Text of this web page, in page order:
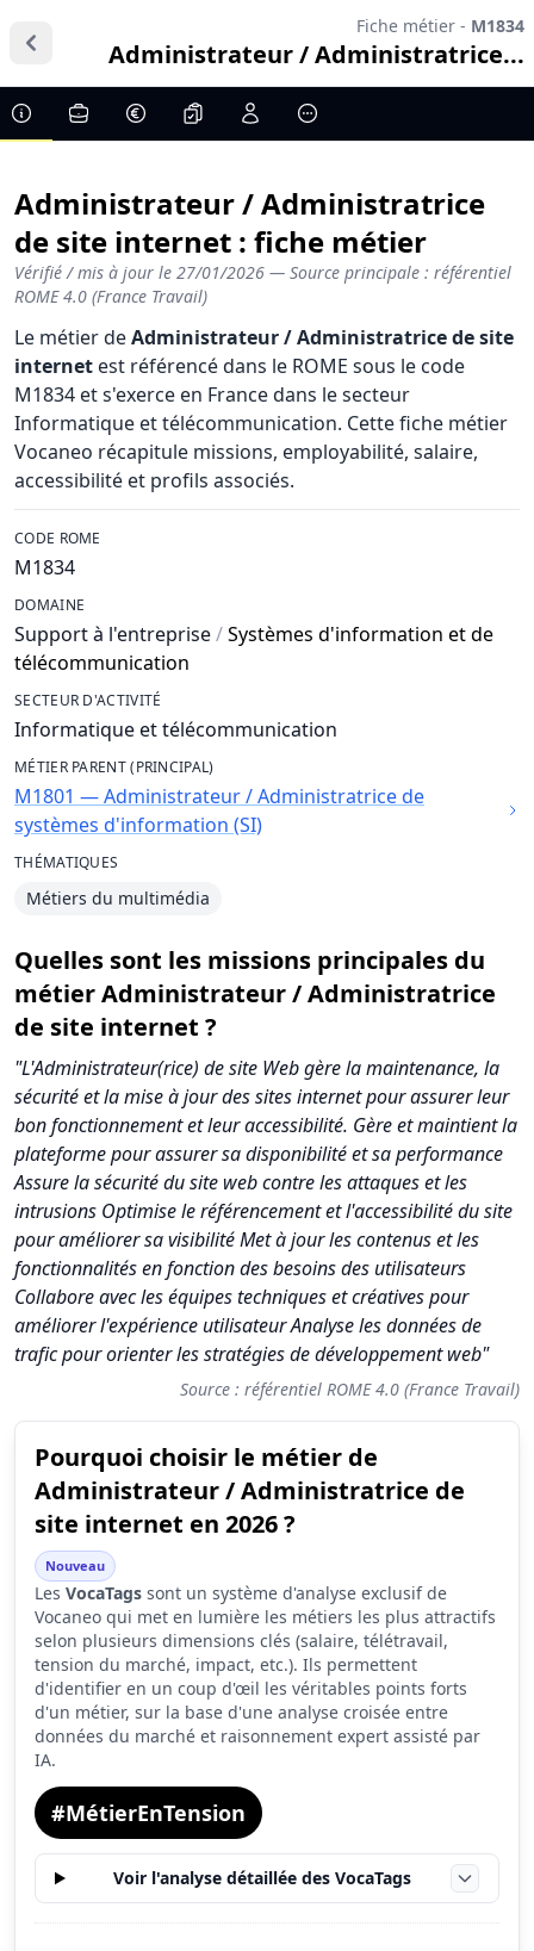
Fiche métier - M1834
Administrateur / Administratrice...
Administrateur / Administratrice
de site internet : fiche métier
Vérifié / mis à jour le 27/01/2026 — Source principale : référentiel
ROME 4.0 (France Travail)
Le métier deAdministrateur / Administratrice de site
internet est référencé dans le ROME sous le code
M1834 et s'exerce en France dans le secteur
Informatique et télécommunication. Cette fiche métier
Vocaneo récapitule missions, employabilité, salaire,
accessibilité et profils associés.
CODE ROME
M1834
DOMAINE
Support à l'entreprise/Systèmes d'information et de
télécommunication
SECTEUR D'ACTIVITÉ
Informatique et télécommunication
MÉTIER PARENT (PRINCIPAL)
M1801 — Administrateur / Administratrice de
systèmes d'information (SI)
THÉMATIQUES
Métiers du multimédia
Quelles sont les missions principales du
métier Administrateur / Administratrice
de site internet ?
"L'Administrateur(rice) de site Web gère la maintenance, la
sécurité et la mise à jour des sites internet pour assurer leur
bon fonctionnement et leur accessibilité. Gère et maintient la
plateforme pour assurer sa disponibilité et sa performance
Assure la sécurité du site web contre les attaques et les
intrusions Optimise le référencement et l'accessibilité du site
pour améliorer sa visibilité Met à jour les contenus et les
fonctionnalités en fonction des besoins des utilisateurs
Collabore avec les équipes techniques et créatives pour
améliorer l'expérience utilisateur Analyse les données de
trafic pour orienter les stratégies de développement web"
Source : référentiel ROME 4.0 (France Travail)
Pourquoi choisir le métier de
Administrateur / Administratrice de
site internet en 2026 ?
Nouveau
Les VocaTags sont un système d'analyse exclusif de
Vocaneo qui met en lumière les métiers les plus attractifs
selon plusieurs dimensions clés (salaire, télétravail,
tension du marché, impact, etc.). Ils permettent
d'identifier en un coup d'œil les véritables points forts
d'un métier, sur la base d'une analyse croisée entre
données du marché et raisonnement expert assisté par
IA.
#MétierEnTension
Voir l'analyse détaillée des VocaTags
Synthèse des scores du métier Administrateur /
Indicateur
Score (sur 10)
Tension du marché
4.9
Salaire
3.3
Conditions de travail
7.3